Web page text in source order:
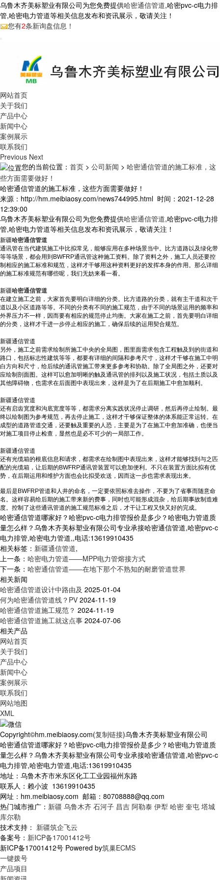
乌鲁木齐美标塑业有限公司为您免费提供哈密通信管道,哈密pvc-c电力排
管,哈密电力管道等相关信息发布和资讯展示，敬请关注！
您有2条新询盘信息！
网站首页
关于我们
产品中心
新闻中心
案例展示
联系我们
Previous Next
您的当前位置： 首页 > 公司新闻 > 哈密通信管道的施工标准，这
些方面需要做好！
哈密通信管道的施工标准，这些方面需要做好！
来源：http://hm.meibiaosy.com/news744995.html 时间：2021-12-28
12:39:00
乌鲁木齐美标塑业有限公司为您免费提供哈密通信管道,哈密pvc-c电力排
管,哈密电力管道等相关信息发布和资讯展示，敬请关注！
新疆哈密通信管道
通讯管在当代建筑施工中比拟常见，能够应用在多种场景当中。比方道路以及绿化带
等等场景，都会用到BWFRP通讯管这种施工资料。除了资料之外，施工人员还要控
制相应的施工标准和规范，这样才干够用这种资料更好的发挥本身的作用。那么详细
的施工标准规范有哪些呢，我们无妨来看一看。
新疆哈密通信管道
在建立施工之前，大家首先要明白详细的分类。比方道路的分类，就有主干道和次干
道以及小区道路等等。不同的分类有不同的施工规范，由于不同的场景运用的频率和
外界压力不一样，因而要有相应的规范停止均衡。大家在施工之前，首先要明白详细
的分类，这样才干进一步停止相应的施工，确保后续的运用契合规范。
新疆通信管道
另外，施工之前需求绘制所施工中央的全局图，图里面需求包含工程触及到的街道和
路口，包括标志性建筑等等，都要有详细的间隔和参考尺寸，这样才干够在施工中明
白方向和尺寸，给后续的通讯管施工带来更多参考和协助。除了全局图之外，还要对
应绘制剖面图。这样可以愈加明晰的触及通讯管的排列以及施工状况，包括土质以及
其他障碍物，也需求在后面图中表现出来，这样是为了在后期施工中愈加顺利。
新疆通信管道
还有启齿宽度和沟底宽度等等，都需求分离实践状况停止调研，然后再停止绘制。最
终以绘制图为参考规范，再去停止施工，这样才干够保证整体的体系能正常运转。在
成型的道路管道交通，还要触及重要的人恐，主要是为了在施工中愈加准确，也便当
对施工项目停止检查，显然也是必不可少的一局部工作。
新疆通信管道
还有光缆箱的根底信息和请求，都需求在绘制图中表现出来，这样才能够找到与之匹
配的光缆箱，让后期的BWFRP通讯管装置可以愈加便利。不只在装置方面比拟有优
势，在后期运用和维护方面也会比拟受欢送，因而这一步也需求表现出来。
最后是BWFRP管道和人井的命名，一定要依照标准去操作，不要为了省事而随意命
名。这样容易给后期的施工带来新的费事，同时也可能形成混杂，给后期事故制造难
度。控制了这些通讯管道的施工规范标准之后，才干让工程又快又好的完成。
哈密通信管道哪家好？哈密pvc-c电力排管报价是多少？哈密电力管道质
量怎么样？乌鲁木齐美标塑业有限公司专业承接哈密通信管道,哈密pvc-c
电力排管,哈密电力管道,,电话:13619910435
相关标签： 新疆通信管道,
上一条： 哈密电力管道——MPP电力管熔接方式
下一条： 哈密通信管道——在地下那个不熟知的耐磨管道世界
相关新闻
哈密通信管道设计中路由及 2025-01-04
何为哈密通信管道线？PV 2024-11-19
哈密通信管道施工规范？ 2024-11-19
哈密通信管道施工就这点事 2024-07-06
相关产品
网站首页
关于我们
产品中心
新闻中心
案例展示
联系我们
网站地图
XML
Copyright©hm.meibiaosy.com(复制链接)乌鲁木齐美标塑业有限公司
哈密通信管道哪家好？哈密pvc-c电力排管报价是多少？哈密电力管道质
量怎么样？乌鲁木齐美标塑业有限公司专业承接哈密通信管道,哈密pvc-c
电力排管,哈密电力管道,电话:13619910435
地址：乌鲁木齐市米东区化工工业园福州东路
联系人：赖小波 13619910435
网址：hm.meibiaosy.com 邮箱：80708888@qq.com
热门城市推广： 新疆 乌鲁木齐 石河子 昌吉 阿勒泰 伊犁 哈密 奎屯 塔城
库尔勒
技术支持： 新疆筑企飞云
备案号： 新ICP备17001412号
新ICP备17001412号 Powered by筑巢ECMS
一键拨号
产品项目